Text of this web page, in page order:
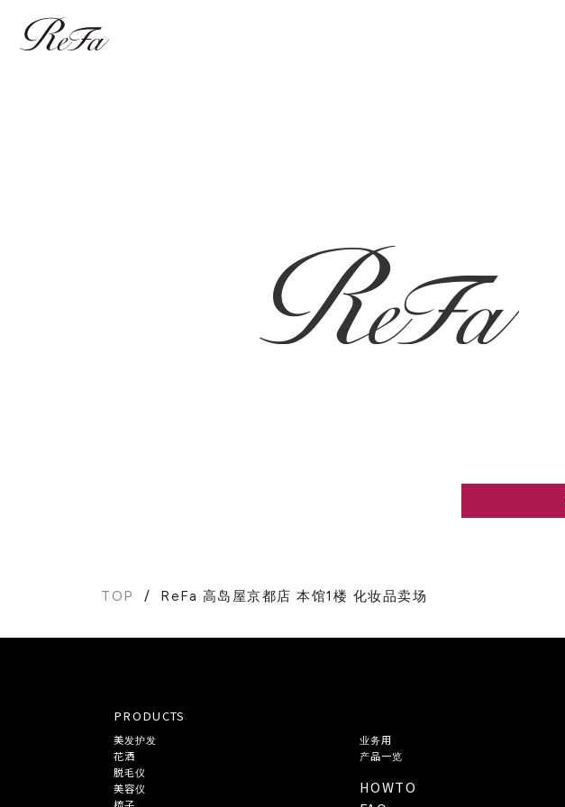
TOP ReFa 高岛屋京都店 本馆1楼 化妆品卖场
PRODUCTS
美发护发
花洒
脱毛仪
美容仪
梳子
业务用
产品一览
HOWTO